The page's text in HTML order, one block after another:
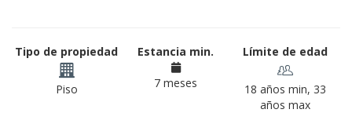
Tipo de propiedad
Piso
Estancia min.
7 meses
Límite de edad
18 años min, 33
años max